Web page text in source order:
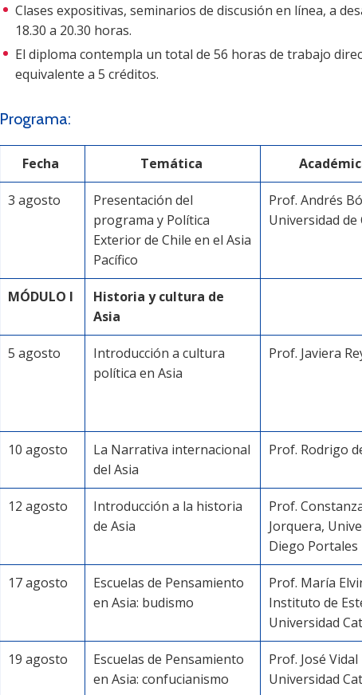
Clases expositivas, seminarios de discusión en línea, a
18.30 a 20.30 horas.
El diploma contempla un total de 56 horas de trabajo
equivalente a 5 créditos.
Programa:
Fecha Temática
3 agosto
Presentación del
programa y Política
Exterior de Chile en el Asia
Pacífico
Prof. Andrés
Universidad de
MÓDULO I
Historia y cultura de
Asia
5 agosto
Introducción a cultura
política en Asia
Prof. Javiera
10 agosto
La Narrativa internacional
del Asia
Prof. Rodrigo
12 agosto
Introducción a la historia
de Asia
Prof.
Jorquera,
Diego Portales
17 agosto
Escuelas de Pensamiento
en Asia: budismo
Prof. María
Instituto de
Universidad
19 agosto
Escuelas de Pensamiento
en Asia: confucianismo
Prof. José Vidal
Universidad